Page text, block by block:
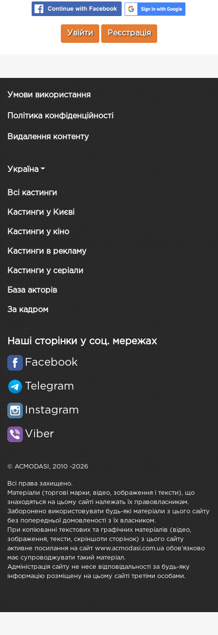
Увійти Реєстрація
Умови використання
Політика конфіденційності
Видалення контенту
Україна
Всі кастинги
Кастинги у Києві
Кастинги у кіно
Кастинги в рекламу
Кастинги у серіали
База акторів
За кадром
Наші сторінки у соц. мережах
Facebook
Telegram
Instagram
Viber
© ACMODASI, 2010 -2026
Всі права захищено.
Матеріали (торгові марки, відео, зображення і тексти), що
знаходяться на цьому сайті належать їх правовласникам.
Заборонено використовувати будь-які матеріали з цього сайту
без попередньої домовленості з їх власником.
При копіюванні текстових та графічних матеріалів (відео,
зображення, тексти, скріншоти сторінок) з цього сайту
активне посилання на сайт www.acmodasi.com.ua обов'язково
має супроводжувати такий матеріал.
Адміністрація сайту не несе відповідальності за будь-яку
інформацію розміщену на цьому сайті третіми особами.